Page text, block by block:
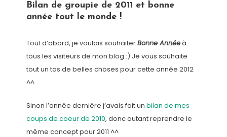
Bilan de groupie de 2011 et bonne
année tout le monde !
Tout d’abord, je voulais souhaiterBonne Annéeà
tous les visiteurs de mon blog :) Je vous souhaite
tout un tas de belles choses pour cette année 2012
^^
Sinon l’année dernière j’avais fait un bilan de mes
coups de coeur de 2010, donc autant reprendre le
même concept pour 2011 ^^